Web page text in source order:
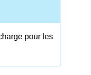
pour les